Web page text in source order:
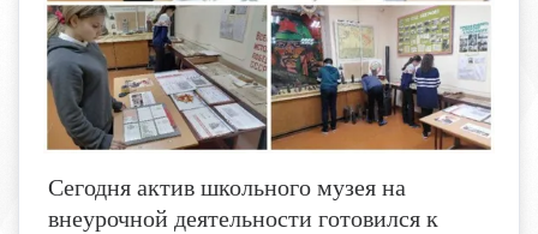
Сегодня актив школьного музея на
внеурочной деятельности готовился к